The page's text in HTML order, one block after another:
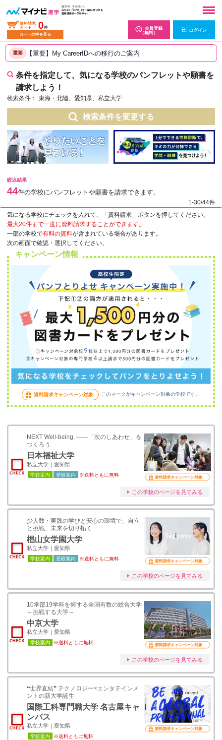
資料請求
カート
0件
カートの中を見る
会員登録
（無料）
ログイン
重要 【重要】My CareerIDへの移行のご案内
条件を指定して、気になる学校のパンフレットや願書を
請求しよう！
検索条件： 東海・北陸、愛知県、私立大学
検索条件を変更する
絞込結果
44件の学校にパンフレットや願書を請求できます。
1-30/44件
気になる学校にチェックを入れて、「資料請求」ボタンを押してください。
最大20件まで一度に資料請求することができます。
一部の学校で有料の資料が含まれている場合があります。
次の画面で確認・選択してください。
キャンペーン情報
資料請求キャンペーン対象 このマークがキャンペーン対象の学校です。
NEXT Well-being. ――「次のしあわせ」を
つくろう
日本福祉大学
私立大学｜愛知県
学校案内 受験案内 ※送料ともに無料 資料請求キャンペーン対象
この学校のページを見てみる
少人数・実践の学びと安心の環境で、自立
と挑戦、未来を切り拓く
椙山女学園大学
私立大学｜愛知県
学校案内 受験案内 ※送料ともに無料 資料請求キャンペーン対象
この学校のページを見てみる
10学部19学科を擁する全国有数の総合大学
～挑戦する大学～
中京大学
私立大学｜愛知県
学校案内 ※送料ともに無料 資料請求キャンペーン対象
この学校のページを見てみる
❝世界直結❞ テクノロジー×エンタテインメ
ントの新大学誕生
国際工科専門職大学 名古屋キャ
ンパス
私立大学｜愛知県
学校案内 ※送料ともに無料
資料請求キャンペーン対象